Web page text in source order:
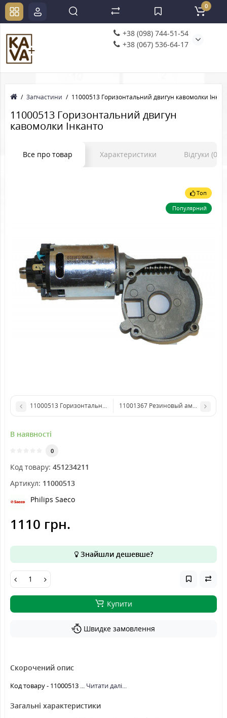
+38 (098) 744-51-54
+38 (067) 536-64-17
0
Запчастини 11000513 Горизонтальний двигун кавомолки
11000513 Горизонтальний двигун
кавомолки Інканто
Все про товар Характеристики Відгуки (0)
Топ
Популярний
11000513 Горизонтальний двигун кавомолки11001367 Резиновый амортизатор
В наявності
0
Код товару: 451234211
Артикул: 11000513
Philips Saeco
1110 грн.
Знайшли дешевше?
Купити
Швидке замовлення
Скорочений опис
Код товару - 11000513 ... Читати далі...
Загальні характеристики